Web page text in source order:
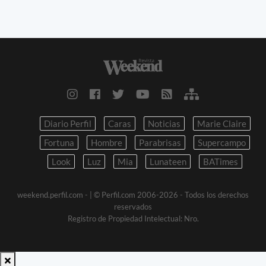
Diario Perfil Caras Noticias
Marie Claire
Fortuna
Hombre Parabrisas
Supercampo
Look
Luz Mia Lunateen BATimes
weekend.perfil.com -
| © Perfil.com 2006-2026 - Todos los derechos
reservados
Registro de Propiedad Intelectual: Nro.